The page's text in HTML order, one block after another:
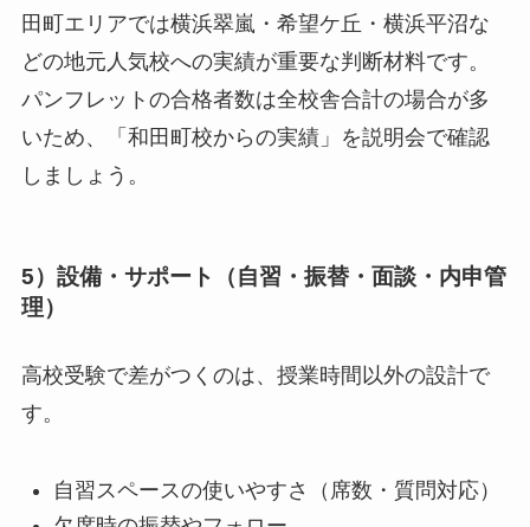
田町エリアでは横浜翠嵐・希望ケ丘・横浜平沼な
どの地元人気校への実績が重要な判断材料です。
パンフレットの合格者数は全校舎合計の場合が多
いため、「和田町校からの実績」を説明会で確認
しましょう。
5）設備・サポート（自習・振替・面談・内申管
理）
高校受験で差がつくのは、授業時間以外の設計で
す。
自習スペースの使いやすさ（席数・質問対応）